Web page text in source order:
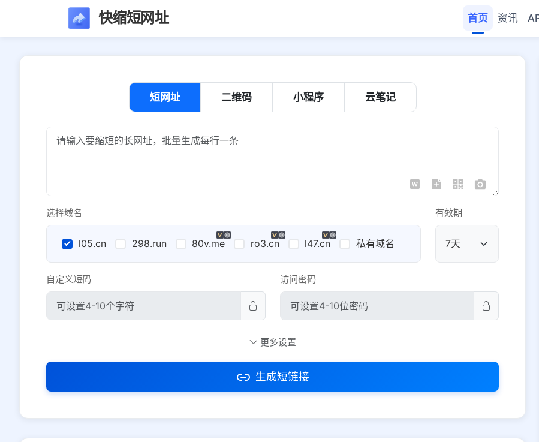
快缩短网址 首页 资讯
短网址 二维码 小程序 云笔记
选择域名
l05.cn 298.run 80v.me ro3.cn l47.cn 私有域名 公共域名
有效期
自定义短码 访问密码
社交平台 电商平台
选择防红平台类型，避免链接被拦截
平台设置
iOS Android PC 其他
更多设置
生成短链接